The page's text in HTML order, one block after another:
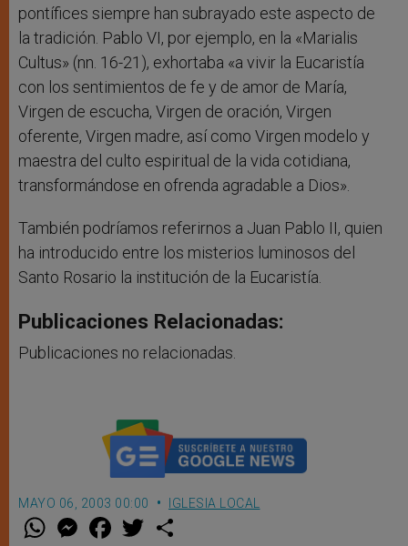
pontífices siempre han subrayado este aspecto de
la tradición. Pablo VI, por ejemplo, en la «Marialis
Cultus» (nn. 16-21), exhortaba «a vivir la Eucaristía
con los sentimientos de fe y de amor de María,
Virgen de escucha, Virgen de oración, Virgen
oferente, Virgen madre, así como Virgen modelo y
maestra del culto espiritual de la vida cotidiana,
transformándose en ofrenda agradable a Dios».
También podríamos referirnos a Juan Pablo II, quien
ha introducido entre los misterios luminosos del
Santo Rosario la institución de la Eucaristía.
Publicaciones Relacionadas:
Publicaciones no relacionadas.
MAYO 06, 2003 00:00 IGLESIA LOCAL
W M
e
F
a w